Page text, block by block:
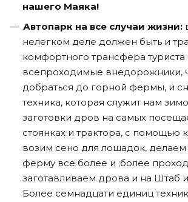
нашего Маяка!
Автопарк на все случаи жизни:
нелегком деле должен быть и
комфортного трансфера туриста
всепроходимые внедорожники,
добраться до горной фермы, и
техника, которая служит нам
заготовки дров на самых
стоянках и трактора, с помощью
возим сено для лошадок, делаем
ферму все более и ;более
заготавливаем дрова и на Штаб
Более семнадцати единиц